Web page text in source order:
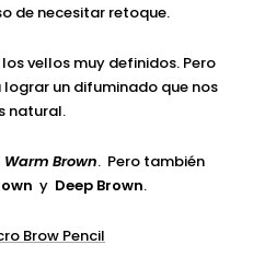
de necesitar retoque.
vellos muy definidos. Pero
un difuminado que nos
natural.
Warm Brown. Pero también
y Deep Brown.